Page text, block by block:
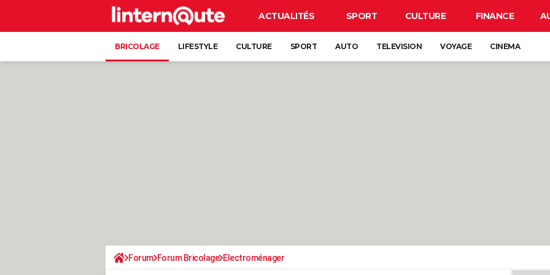
ACTUALITÉS SPORT CULTURE FINANCE
BRICOLAGE LIFESTYLE CULTURE SPORT AUTO TELEVISION VOYAGE CINEMA
Forum Forum Bricolage Electroménager